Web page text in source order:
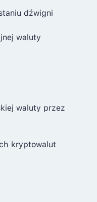
dźwigni
waluty
waluty przez
kryptowalut